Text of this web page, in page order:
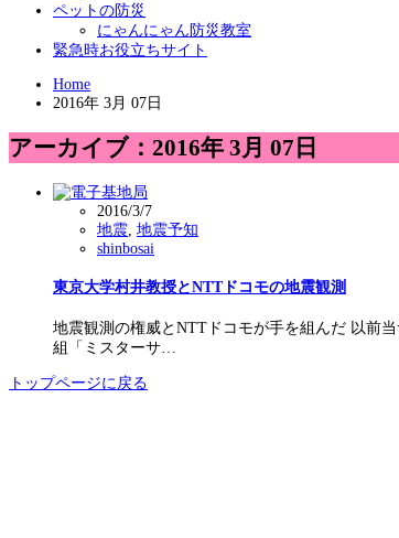
ペットの防災
にゃんにゃん防災教室
緊急時お役立ちサイト
Home
2016年 3月 07日
アーカイブ：2016年 3月 07日
2016/3/7
地震 地震予知
shinbosai
東京大学村井教授とNTTドコモの地震観測
地震観測の権威とNTTドコモが手を組んだ 以前
組「ミスターサ…
トップページに戻る